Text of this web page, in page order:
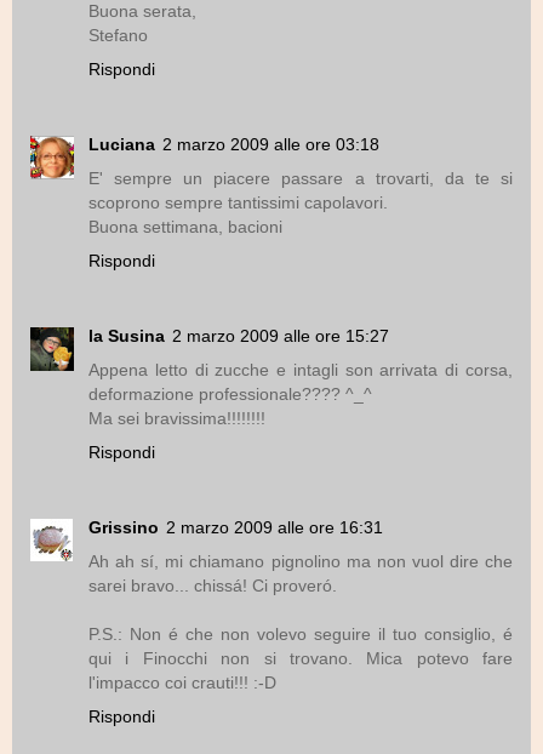
Buona serata,
Stefano
Rispondi
Luciana 2 marzo 2009 alle ore 03:18
E' sempre un piacere passare a trovarti, da te si
scoprono sempre tantissimi capolavori.
Buona settimana, bacioni
Rispondi
la Susina 2 marzo 2009 alle ore 15:27
Appena letto di zucche e intagli son arrivata di corsa,
deformazione professionale???? ^_^
Ma sei bravissima!!!!!!!!
Rispondi
Grissino 2 marzo 2009 alle ore 16:31
Ah ah sí, mi chiamano pignolino ma non vuol dire che
sarei bravo... chissá! Ci proveró.
P.S.: Non é che non volevo seguire il tuo consiglio, é
qui i Finocchi non si trovano. Mica potevo fare
l'impacco coi crauti!!! :-D
Rispondi